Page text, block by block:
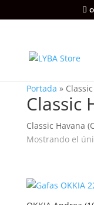
Portada »
Classic
Classic Havana
Mostrando el